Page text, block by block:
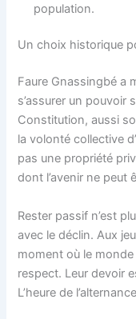
population.
Un choix historique
Faure Gnassingbé a
s’assurer un pouvoir
Constitution, aussi
la volonté collective
pas une propriété
dont l’avenir ne peut
Rester passif n’est
avec le déclin. Aux
moment où le
respect. Leur devoir
L’heure de